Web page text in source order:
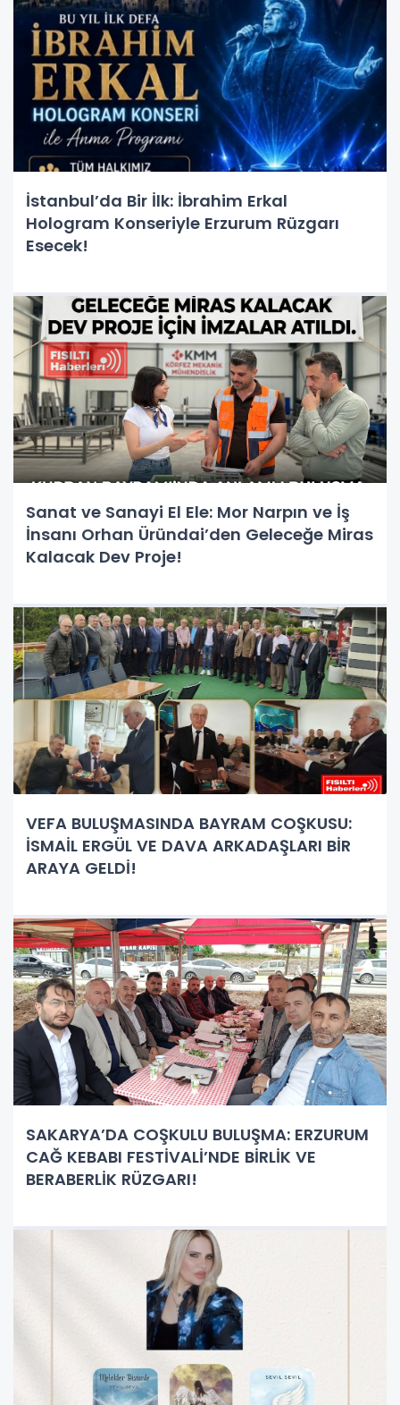
İstanbul’da Bir İlk: İbrahim Erkal
Hologram Konseriyle Erzurum Rüzgarı
Esecek!
Sanat ve Sanayi El Ele: Mor Narpın ve İş
İnsanı Orhan Üründai’den Geleceğe Miras
Kalacak Dev Proje!
VEFA BULUŞMASINDA BAYRAM COŞKUSU:
İSMAİL ERGÜL VE DAVA ARKADAŞLARI BİR
ARAYA GELDİ!
SAKARYA’DA COŞKULU BULUŞMA: ERZURUM
CAĞ KEBABI FESTİVALİ’NDE BİRLİK VE
BERABERLİK RÜZGARI!